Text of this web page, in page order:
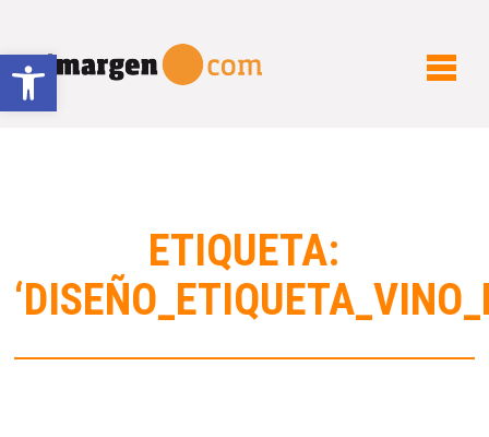
Abrir barra de herramientas
ETIQUETA: